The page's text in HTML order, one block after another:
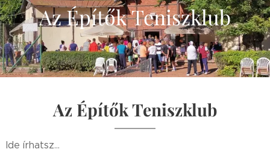
Az Építők Teniszklub
Az Építők Teniszklub
Ide írhatsz...